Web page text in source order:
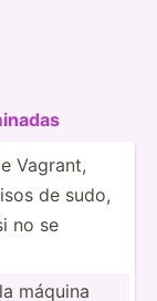
Vagrant,
de sudo,
no se
máquina